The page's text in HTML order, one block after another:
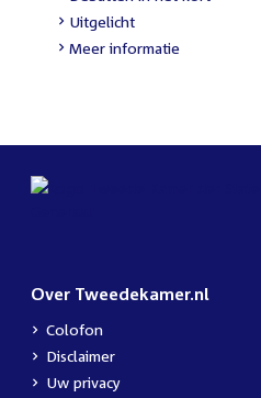
Uitgelicht
Meer informatie
Over Tweedekamer.nl
Colofon
Disclaimer
Uw privacy